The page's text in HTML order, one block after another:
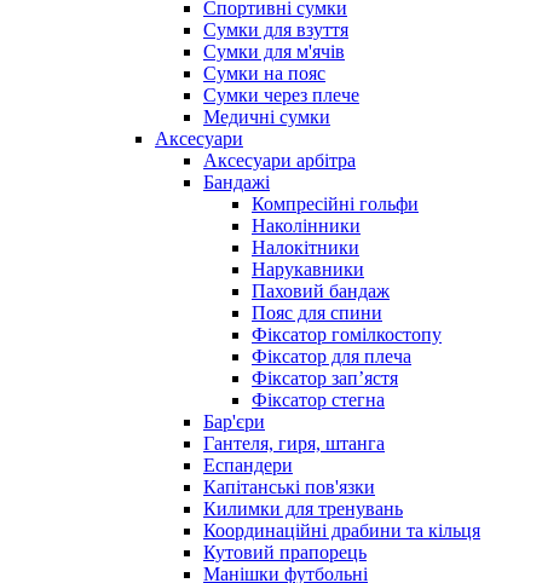
Спортивні сумки
Сумки для взуття
Сумки для м'ячів
Сумки на пояс
Сумки через плече
Медичні сумки
Аксесуари
Аксесуари арбітра
Бандажі
Компресійні гольфи
Наколінники
Налокітники
Нарукавники
Паховий бандаж
Пояс для спини
Фіксатор гомілкостопу
Фіксатор для плеча
Фіксатор запʼястя
Фіксатор стегна
Бар'єри
Гантеля, гиря, штанга
Еспандери
Капітанські пов'язки
Килимки для тренувань
Координаційні драбини та кільця
Кутовий прапорець
Манішки футбольні